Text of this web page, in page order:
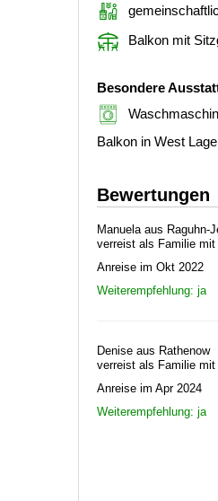
Balkon mit
Besondere
Balkon in West Lage
Bewertungen
Manuela aus Raguhn-
verreist als Familie mit
Anreise im Okt 2022
Weiterempfehlung: ja
Denise aus Rathenow
verreist als Familie mit
Anreise im Apr 2024
Weiterempfehlung: ja